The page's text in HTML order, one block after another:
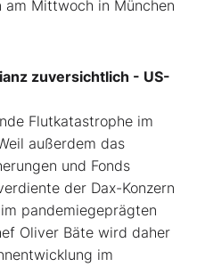
Mittwoch in München
zuversichtlich - US-
Flutkatastrophe im
außerdem das
und Fonds
der Dax-Konzern
pandemiegeprägten
Oliver Bäte wird daher
im